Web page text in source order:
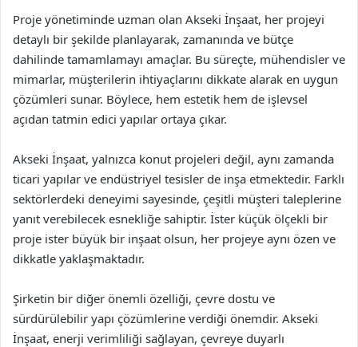
Proje yönetiminde uzman olan Akseki İnşaat, her projeyi
detaylı bir şekilde planlayarak, zamanında ve bütçe
dahilinde tamamlamayı amaçlar. Bu süreçte, mühendisler ve
mimarlar, müşterilerin ihtiyaçlarını dikkate alarak en uygun
çözümleri sunar. Böylece, hem estetik hem de işlevsel
açıdan tatmin edici yapılar ortaya çıkar.
Akseki İnşaat, yalnızca konut projeleri değil, aynı zamanda
ticari yapılar ve endüstriyel tesisler de inşa etmektedir. Farklı
sektörlerdeki deneyimi sayesinde, çeşitli müşteri taleplerine
yanıt verebilecek esnekliğe sahiptir. İster küçük ölçekli bir
proje ister büyük bir inşaat olsun, her projeye aynı özen ve
dikkatle yaklaşmaktadır.
Şirketin bir diğer önemli özelliği, çevre dostu ve
sürdürülebilir yapı çözümlerine verdiği önemdir. Akseki
İnşaat, enerji verimliliği sağlayan, çevreye duyarlı